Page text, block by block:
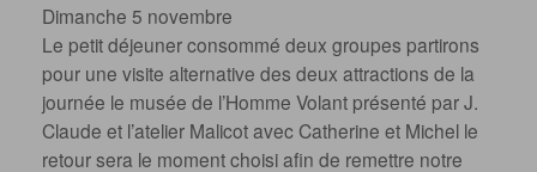
Dimanche 5 novembre
Le petit déjeuner consommé deux groupes partirons
pour une visite alternative des deux attractions de la
journée le musée de l’Homme Volant présenté par J.
Claude et l’atelier Malicot avec Catherine et Michel le
retour sera le moment choisi afin de remettre notre